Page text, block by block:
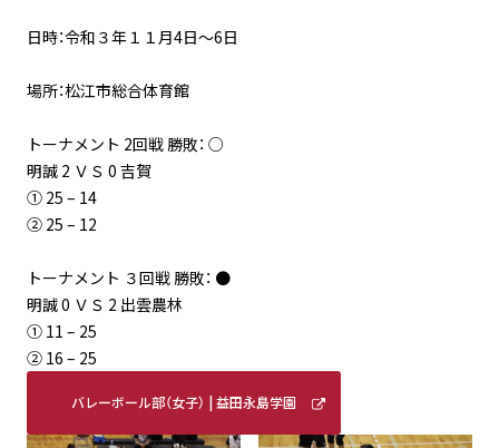
日時：令和３年１１月4日～6日
場所：松江市総合体育館
トーナメント 2回戦 勝敗： ○
明誠 2 ＶＳ 0 吉賀
① 25 – 14
② 25 – 12
トーナメント ３回戦 勝敗： ●
明誠 0 ＶＳ 2 出雲農林
① 11 – 25
② 16 – 25
バレーボール部（女子） | 益田永島学園